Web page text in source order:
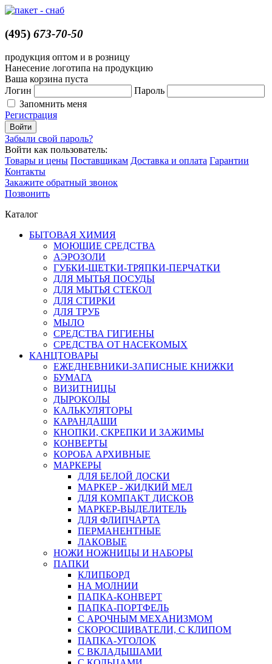
(495) 673-70-50
продукция оптом и в розницу
Нанесение логотипа на продукцию
Ваша корзина пуста
Логин
Пароль
Запомнить меня
Регистрация
Забыли свой пароль?
Войти как пользователь:
Товары и цены Поставщикам Доставка и оплата Гарантии
Контакты
Закажите обратный звонок
Позвонить
Каталог
БЫТОВАЯ ХИМИЯ
МОЮЩИЕ СРЕДСТВА
АЭРОЗОЛИ
ГУБКИ-ЩЕТКИ-ТРЯПКИ-ПЕРЧАТКИ
ДЛЯ МЫТЬЯ ПОСУДЫ
ДЛЯ МЫТЬЯ СТЕКОЛ
ДЛЯ СТИРКИ
ДЛЯ ТРУБ
МЫЛО
СРЕДСТВА ГИГИЕНЫ
СРЕДСТВА ОТ НАСЕКОМЫХ
КАНЦТОВАРЫ
ЕЖЕДНЕВНИКИ-ЗАПИСНЫЕ КНИЖКИ
БУМАГА
ВИЗИТНИЦЫ
ДЫРОКОЛЫ
КАЛЬКУЛЯТОРЫ
КАРАНДАШИ
КНОПКИ, СКРЕПКИ И ЗАЖИМЫ
КОНВЕРТЫ
КОРОБА АРХИВНЫЕ
МАРКЕРЫ
ДЛЯ БЕЛОЙ ДОСКИ
МАРКЕР - ЖИДКИЙ МЕЛ
ДЛЯ КОМПАКТ ДИСКОВ
МАРКЕР-ВЫДЕЛИТЕЛЬ
ДЛЯ ФЛИПЧАРТА
ПЕРМАНЕНТНЫЕ
ЛАКОВЫЕ
НОЖИ НОЖНИЦЫ И НАБОРЫ
ПАПКИ
КЛИПБОРД
НА МОЛНИИ
ПАПКА-КОНВЕРТ
ПАПКА-ПОРТФЕЛЬ
С АРОЧНЫМ МЕХАНИЗМОМ
СКОРОСШИВАТЕЛИ, С КЛИПОМ
ПАПКА-УГОЛОК
С ВКЛАДЫШАМИ